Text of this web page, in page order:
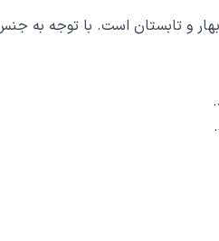
و تابستان است. با توجه به جنس